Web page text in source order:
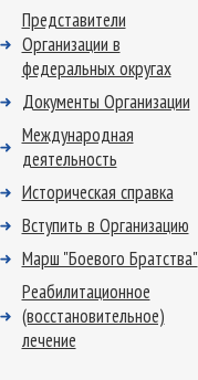
Представители
Организации в
федеральных округах
Документы Организации
Международная
деятельность
Историческая справка
Вступить в Организацию
Марш "Боевого Братства"
Реабилитационное
(восстановительное)
лечение